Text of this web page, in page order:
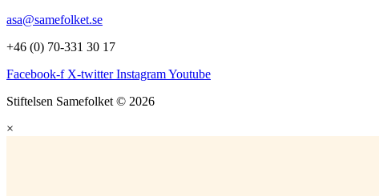
asa@samefolket.se
+46 (0) 70-331 30 17
Facebook-f X-twitter InstagramYoutube
Stiftelsen Samefolket © 2026
×